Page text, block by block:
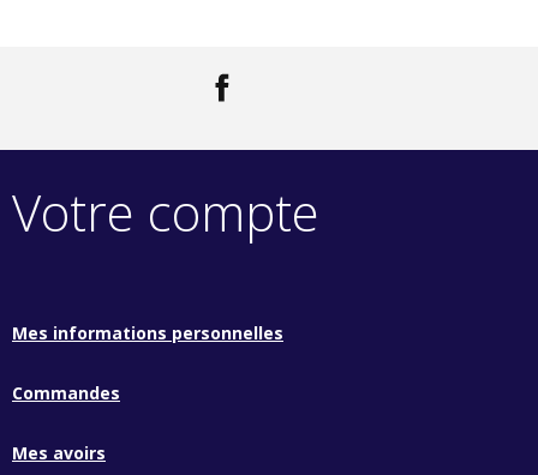
Votre compte
Mes informations personnelles
Commandes
Mes avoirs